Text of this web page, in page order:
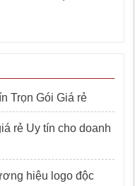
Trọn Gói Giá rẻ
rẻ Uy tín cho doanh
hiệu logo độc